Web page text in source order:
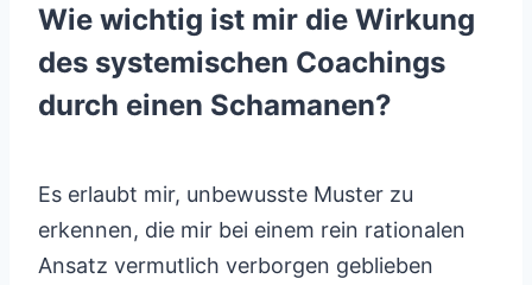
Wie wichtig ist mir die Wirkung
des systemischen Coachings
durch einen Schamanen?
Es erlaubt mir, unbewusste Muster zu
erkennen, die mir bei einem rein rationalen
Ansatz vermutlich verborgen geblieben